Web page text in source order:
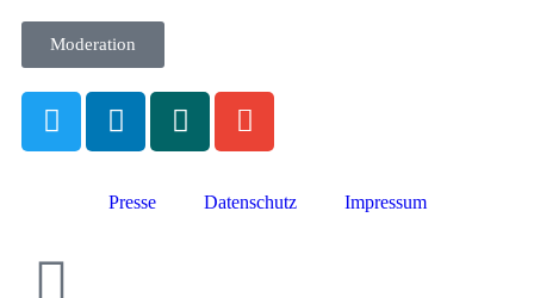
Moderation
Presse Datenschutz Impressum